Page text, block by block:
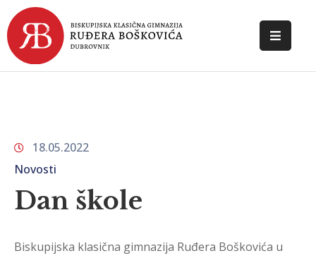
POČETNA
DOKUMENTI
KONTAKT
18.05.2022
Novosti
Dan škole
Biskupijska klasična gimnazija Ruđera Boškovića u